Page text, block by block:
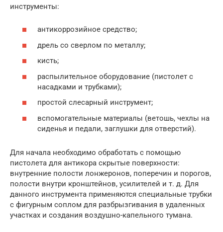
инструменты:
антикоррозийное средство;
дрель со сверлом по металлу;
кисть;
распылительное оборудование (пистолет с
насадками и трубками);
простой слесарный инструмент;
вспомогательные материалы (ветошь, чехлы на
сиденья и педали, заглушки для отверстий).
Для начала необходимо обработать с помощью
пистолета для антикора скрытые поверхности:
внутренние полости лонжеронов, поперечин и порогов,
полости внутри кронштейнов, усилителей и т. д. Для
данного инструмента применяются специальные трубки
с фигурным соплом для разбрызгивания в удаленных
участках и создания воздушно-капельного тумана.